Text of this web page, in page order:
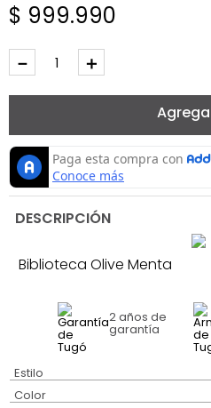
$ 999.990
＋
－
DESCRIPCIÓN
Biblioteca Olive Menta
2 años de
garantía
Estilo
Color